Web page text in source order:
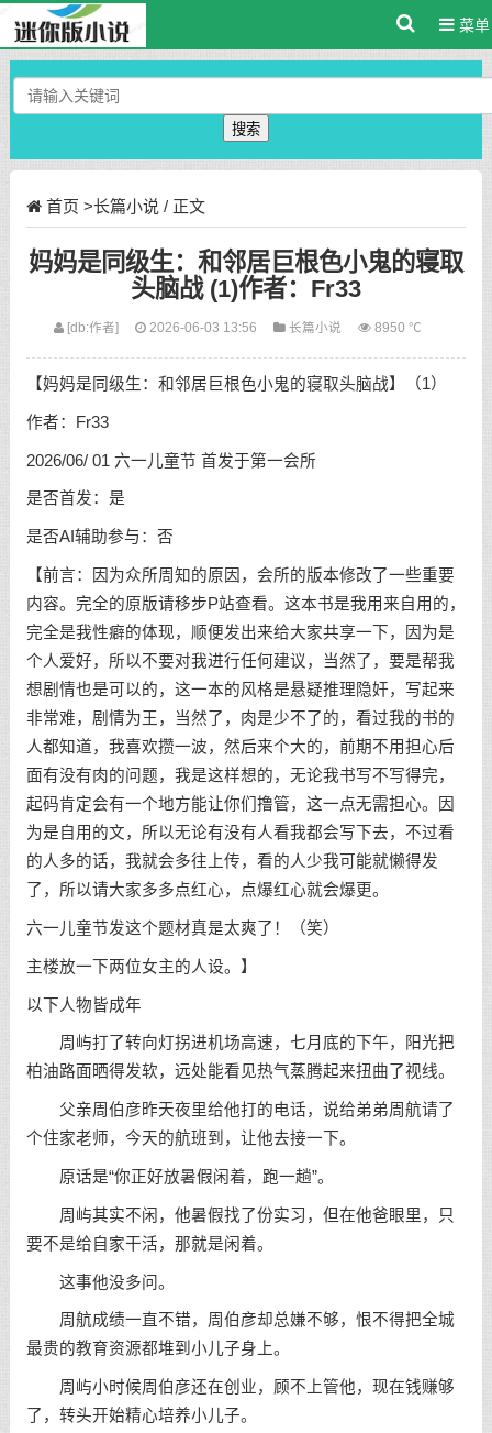
菜单
搜索
首页 >长篇小说 / 正文
妈妈是同级生：和邻居巨根色小鬼的寝取
头脑战 (1)作者：Fr33
[db:作者] 2026-06-03 13:56 长篇小说 8950 ℃
【妈妈是同级生：和邻居巨根色小鬼的寝取头脑战】（1）
作者：Fr33
2026/06/ 01 六一儿童节 首发于第一会所
是否首发：是
是否AI辅助参与：否
【前言：因为众所周知的原因，会所的版本修改了一些重要
内容。完全的原版请移步P站查看。这本书是我用来自用的，
完全是我性癖的体现，顺便发出来给大家共享一下，因为是
个人爱好，所以不要对我进行任何建议，当然了，要是帮我
想剧情也是可以的，这一本的风格是悬疑推理隐奸，写起来
非常难，剧情为王，当然了，肉是少不了的，看过我的书的
人都知道，我喜欢攒一波，然后来个大的，前期不用担心后
面有没有肉的问题，我是这样想的，无论我书写不写得完，
起码肯定会有一个地方能让你们撸管，这一点无需担心。因
为是自用的文，所以无论有没有人看我都会写下去，不过看
的人多的话，我就会多往上传，看的人少我可能就懒得发
了，所以请大家多多点红心，点爆红心就会爆更。
六一儿童节发这个题材真是太爽了！（笑）
主楼放一下两位女主的人设。】
以下人物皆成年
周屿打了转向灯拐进机场高速，七月底的下午，阳光把
柏油路面晒得发软，远处能看见热气蒸腾起来扭曲了视线。
父亲周伯彦昨天夜里给他打的电话，说给弟弟周航请了
个住家老师，今天的航班到，让他去接一下。
原话是“你正好放暑假闲着，跑一趟”。
周屿其实不闲，他暑假找了份实习，但在他爸眼里，只
要不是给自家干活，那就是闲着。
这事他没多问。
周航成绩一直不错，周伯彦却总嫌不够，恨不得把全城
最贵的教育资源都堆到小儿子身上。
周屿小时候周伯彦还在创业，顾不上管他，现在钱赚够
了，转头开始精心培养小儿子。